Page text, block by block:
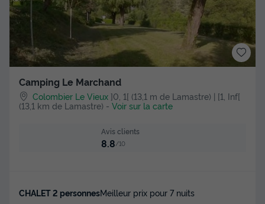
Camping Le Marchand
Colombier Le Vieux ]0, 1[ (13,1 m de Lamastre) | [1, Inf[
(13,1 km de Lamastre) - Voir sur la carte
Avis clients
8.8/10
CHALET 2 personnesMeilleur prix pour 7 nuits